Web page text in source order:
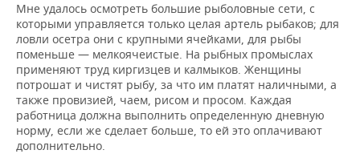
Мне удалось осмотреть большие рыболовные сети, с
которыми управляется только целая артель рыбаков; для
ловли осетра они с крупными ячейками, для рыбы
поменьше — мелкоячеистые. На рыбных промыслах
применяют труд киргизцев и калмыков. Женщины
потрошат и чистят рыбу, за что им платят наличными, а
также провизией, чаем, рисом и просом. Каждая
работница должна выполнить определенную дневную
норму, если же сделает больше, то ей это оплачивают
дополнительно.